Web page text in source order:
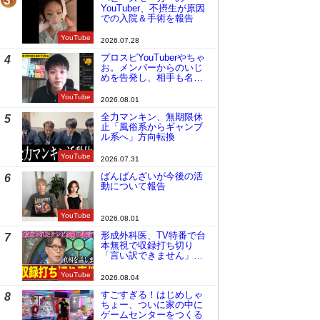
YouTube
YouTuber、不摂生が原因
での入院＆手術を報告
2026.07.28
4
YouTube
プロスピYouTuberやちゃ
お。メンバーからのいじ
めを告発し、相手も名指
2026.08.01
5
YouTube
全力マンキン、無期限休
止「風俗系からギャンブ
ル系へ」方向転換
2026.07.31
6
YouTube
ばんばんざいが今後の活
動について報告
2026.08.01
7
YouTube
形成外科医、TV特番で台
本無視で収録打ち切り
「言い訳できません」と
2026.08.04
8
すごすぎる！はじめしゃ
ちょー、ついに家の中に
ゲームセンターをつくる